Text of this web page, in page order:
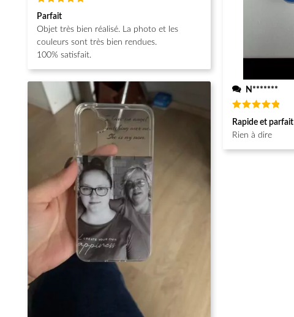
Note5
sur 5
Parfait
Objet très bien réalisé. La photo et les
couleurs sont très bien rendues.
100% satisfait.
N*******
Note
sur 5
Rapide et parfait
Rien à dire